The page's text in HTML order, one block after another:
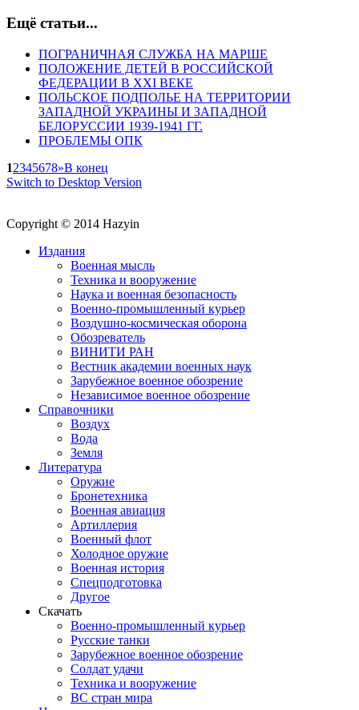
Ещё статьи...
ПОГРАНИЧНАЯ СЛУЖБА НА МАРШЕ
ПОЛОЖЕНИЕ ДЕТЕЙ В РОССИЙСКОЙ
ФЕДЕРАЦИИ В XXI ВЕКЕ
ПОЛЬСКОЕ ПОДПОЛЬЕ НА ТЕРРИТОРИИ
ЗАПАДНОЙ УКРАИНЫ И ЗАПАДНОЙ
БЕЛОРУССИИ 1939-1941 ГГ.
ПРОБЛЕМЫ ОПК
12345678»В конец
Switch to Desktop Version
Copyright © 2014 Hazyin
Издания
Военная мысль
Техника и вооружение
Наука и военная безопасность
Военно-промышленный курьер
Воздушно-космическая оборона
Обозреватель
ВИНИТИ РАН
Вестник академии военных наук
Зарубежное военное обозрение
Независимое военное обозрение
Справочники
Воздух
Вода
Земля
Литература
Оружие
Бронетехника
Военная авиация
Артиллерия
Военный флот
Холодное оружие
Военная история
Спецподготовка
Другое
Скачать
Военно-промышленный курьер
Русские танки
Зарубежное военное обозрение
Солдат удачи
Техника и вооружение
ВС стран мира